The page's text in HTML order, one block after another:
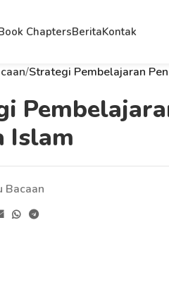
ChaptersBeritaKontak
Strategi Pembelajaran
Islam
Bacaan